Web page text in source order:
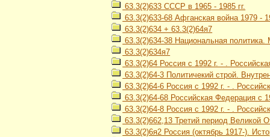
63.3(2)633 СССР в 1965 - 1985 гг.
63.3(2)633-68 Афганская война 1979 -
63.3(2)634 + 63.3(2)64я7
63.3(2)634-38 Национальная
63.3(2)634я7
63.3(2)64 Россия с 1992 г. - .
63.3(2)64-3 Политичекий строй.
63.3(2)64-6 Россия с 1992 г. - .
63.3(2)64-68 Российская Федерация с
63.3(2)64-8 Россия с 1992 г. - .
63.3(2)662,13 Третий период Великой
63.3(2)6я2 Россия (октябрь 1917-).